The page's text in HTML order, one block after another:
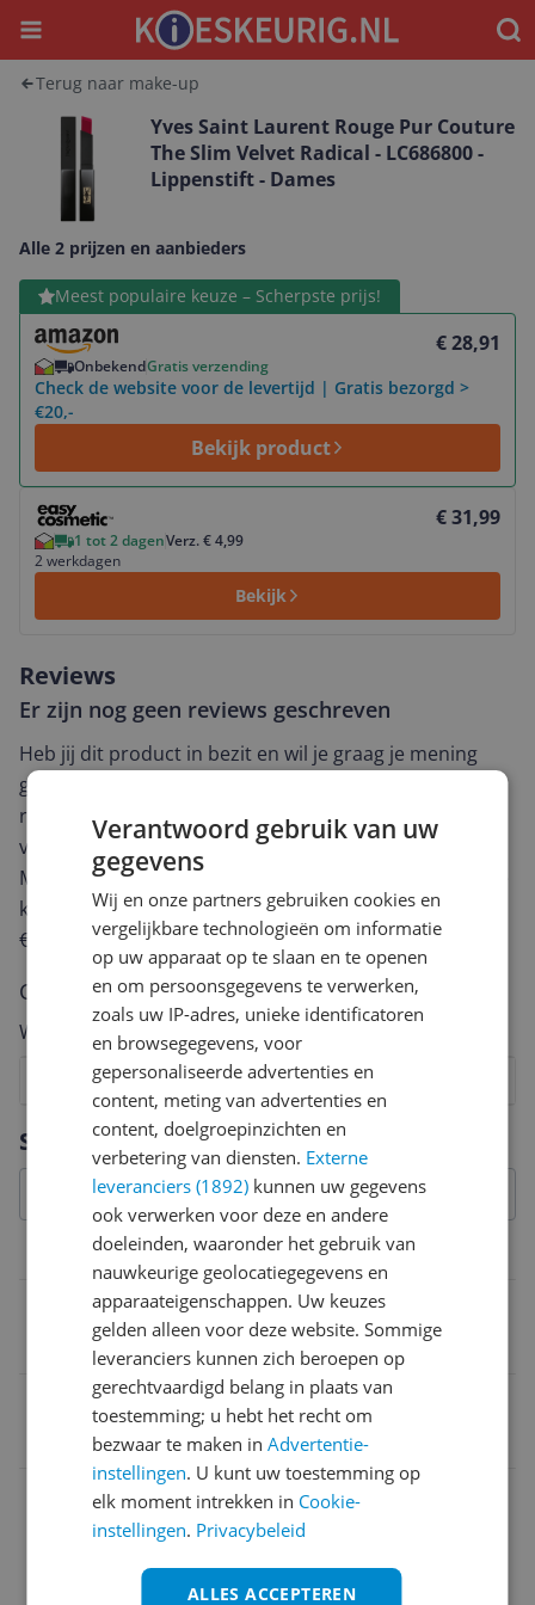
Menu
Terug naar make-up
Yves Saint Laurent Rouge Pur Couture
The Slim Velvet Radical - LC686800 -
Lippenstift - Dames
Alle 2 prijzen en aanbieders
Meest populaire keuze – Scherpste prijs!
€ 28,91
OnbekendGratis verzending
Check de website voor de levertijd | Gratis bezorgd >
€20,-
Bekijk product
Bekijk product
€ 31,99
1 tot 2 dagenVerz. € 4,99
2 werkdagen
Bekijk
Bekijk product
Specificaties
Algemeen
Anders
3614273361064
Reviews
Er zijn nog geen reviews geschreven
Heb jij dit product in bezit en wil je graag je mening
geven? Start dan hieronder met het schrijven van je
review. Afhankelijk van de details duurt het schrijven
van een review gemiddeld tussen de 3 en 10 minuten.
Met jouw mening help je andere bezoekers een betere
keuze te maken én maak je iedere maand kans op
€250,-!
Klik hier voor de actievoorwaarden.
Cijfer
Welk cijfer geef jij dit product?
7
6
5
4
3
2
Vraag 1 van 4
Verantwoord gebruik van uw
gegevens
Wij en onze partners gebruiken cookies en
vergelijkbare technologieën om informatie
op uw apparaat op te slaan en te openen
en om persoonsgegevens te verwerken,
zoals uw IP-adres, unieke identificatoren
en browsegegevens, voor
gepersonaliseerde advertenties en
content, meting van advertenties en
content, doelgroepinzichten en
verbetering van diensten. Externe
leveranciers (1892) kunnen uw gegevens
ook verwerken voor deze en andere
doeleinden, waaronder het gebruik van
nauwkeurige geolocatiegegevens en
apparaateigenschappen. Uw keuzes
gelden alleen voor deze website. Sommige
leveranciers kunnen zich beroepen op
gerechtvaardigd belang in plaats van
toestemming; u hebt het recht om
bezwaar te maken inAdvertentie-
instellingen. U kunt uw toestemming op
elk moment intrekken in Cookie-
instellingen. Privacybeleid
ALLES ACCEPTEREN